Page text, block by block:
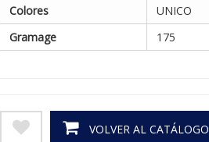
Colores
UNICO
Gramage
175
VOLVER AL CATÁLOGO